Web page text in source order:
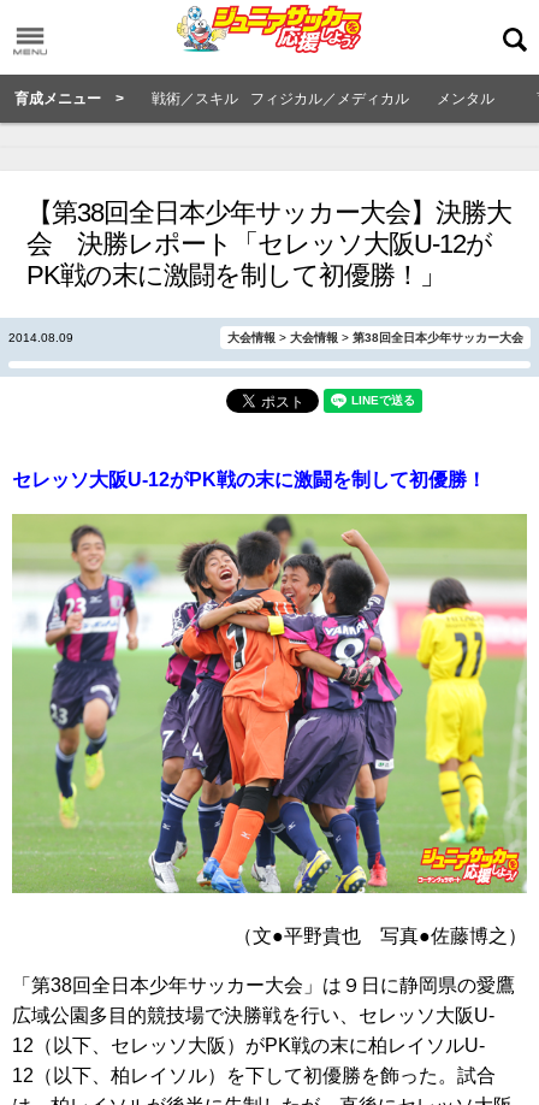
育成メニュー > 戦術／スキル フィジカル／メディカル メンタル
【第38回全日本少年サッカー大会】決勝大
会 決勝レポート「セレッソ大阪U-12が
PK戦の末に激闘を制して初優勝！」
2014.08.09 大会情報 > 大会情報 > 第38回全日本少年サッカー大会
セレッソ大阪U-12がPK戦の末に激闘を制して初優勝！
（文●平野貴也 写真●佐藤博之）
「第38回全日本少年サッカー大会」は９日に静岡県の愛鷹
広域公園多目的競技場で決勝戦を行い、セレッソ大阪U-
12（以下、セレッソ大阪）がPK戦の末に柏レイソルU-
12（以下、柏レイソル）を下して初優勝を飾った。試合